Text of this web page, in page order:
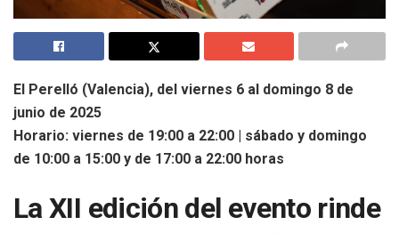
El Perelló (Valencia), del viernes 6 al domingo 8 de
junio de 2025
Horario: viernes de 19:00 a 22:00 | sábado y domingo
de 10:00 a 15:00 y de 17:00 a 22:00 horas
La XII edición del evento rinde